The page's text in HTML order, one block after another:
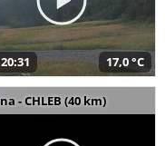
17,0 °C
- CHLEB (40 km)